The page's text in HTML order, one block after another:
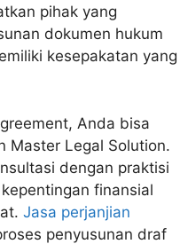
pihak yang
dokumen hukum
kesepakatan yang
, Anda bisa
Master Legal Solution.
dengan praktisi
finansial
Jasa perjanjian
penyusunan draf